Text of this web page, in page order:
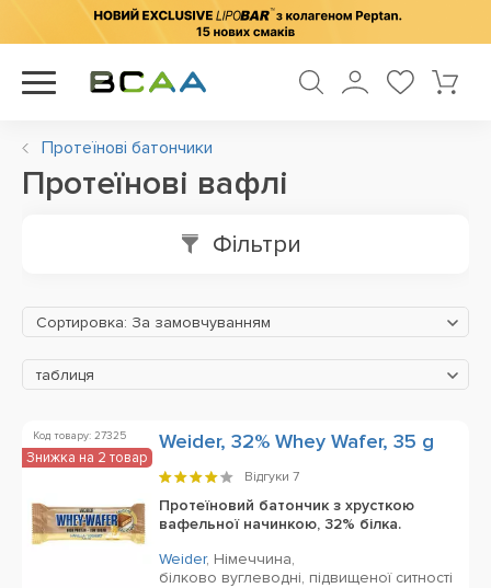
Протеїнові батончики
Протеїнові вафлі
Фільтри
Сортировка: За замовчуванням
таблиця
Код товару: 27325 Weider, 32% Whey Wafer, 35 g
Відгуки 7
Протеїновий батончик з хрусткою
вафельної начинкою, 32% білка.
Weider, Німеччина,
білково вуглеводні, підвищеної ситності
Знижка на 2 товар